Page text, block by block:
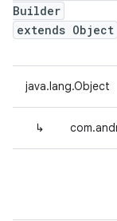
Builder
extends Object
java.lang.Object
↳